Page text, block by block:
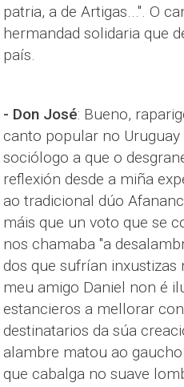
patria, a de Artigas...". O
hermandad solidaria que
país.
- Don José: Bueno,
canto popular no
sociólogo a que o
reflexión desde a miña
ao tradicional dúo
máis que un voto que se
nos chamaba "a
dos que sufrían
meu amigo Daniel non é
estancieros a mellorar
destinatarios da súa
alambre matou ao
que cabalga no suave